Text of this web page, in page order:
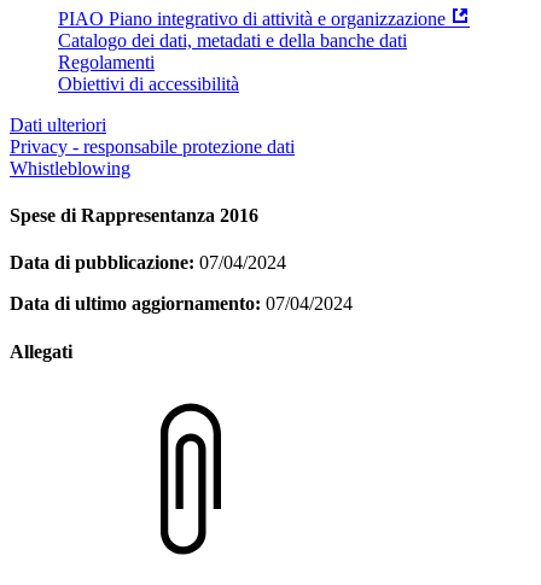
PIAO Piano integrativo di attività e organizzazione
Catalogo dei dati, metadati e della banche dati
Regolamenti
Obiettivi di accessibilità
Dati ulteriori
Privacy - responsabile protezione dati
Whistleblowing
Spese di Rappresentanza 2016
Data di pubblicazione: 07/04/2024
Data di ultimo aggiornamento: 07/04/2024
Allegati